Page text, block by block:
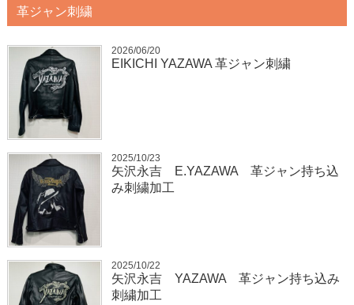
革ジャン刺繍
2026/06/20
EIKICHI YAZAWA 革ジャン刺繍
2025/10/23
矢沢永吉 E.YAZAWA 革ジャン持ち込
み刺繍加工
2025/10/22
矢沢永吉 YAZAWA 革ジャン持ち込み
刺繍加工